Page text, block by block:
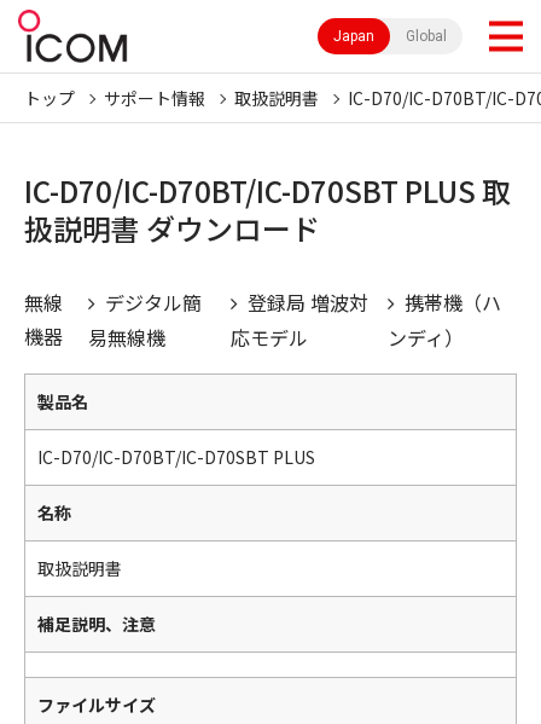
Japan Global
トップ サポート情報 取扱説明書 IC-D70/IC-D70BT/IC-
IC-D70/IC-D70BT/IC-D70SBT PLUS 取
扱説明書 ダウンロード
無線
機器
デジタル簡
易無線機
登録局 増波対
応モデル
携帯機（ハ
ンディ）
製品名
IC-D70/IC-D70BT/IC-D70SBT PLUS
名称
取扱説明書
補足説明、注意
ファイルサイズ